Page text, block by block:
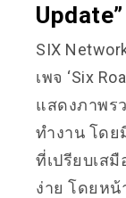
SIX
เพจ ‘Six
แสดงภาพร
ทำงาน โดย
ที่เปรียบเส
ง่าย โดยหน้